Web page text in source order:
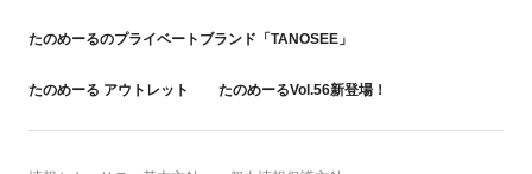
たのめーるのプライベートブランド「TANOSEE」
たのめーる アウトレット たのめーるVol.56新登場！